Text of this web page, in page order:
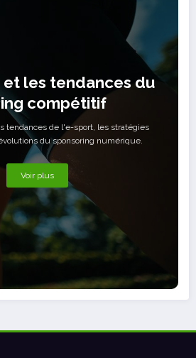
les tendances du
compétitif
tendances de l'e-sport, les stratégies
du sponsoring numérique.
Voir plus